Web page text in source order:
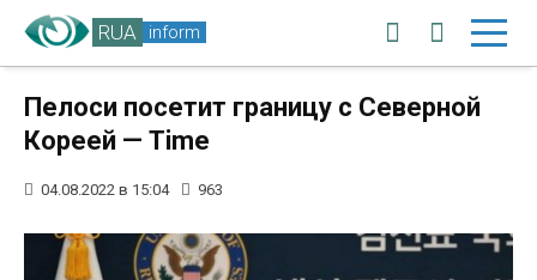
RUA inform
Пелоси посетит границу с Северной
Кореей — Time
04.08.2022 в 15:04 963